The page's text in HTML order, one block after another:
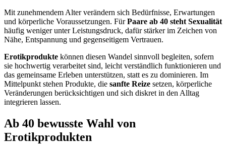
Mit zunehmendem Alter verändern sich Bedürfnisse, Erwartungen
und körperliche Voraussetzungen. FürPaare ab 40 steht Sexualität
häufig weniger unter Leistungsdruck, dafür stärker im Zeichen von
Nähe, Entspannung und gegenseitigem Vertrauen.
Erotikprodukte können diesen Wandel sinnvoll begleiten, sofern
sie hochwertig verarbeitet sind, leicht verständlich funktionieren und
das gemeinsame Erleben unterstützen, statt es zu dominieren. Im
Mittelpunkt stehen Produkte, die sanfte Reize setzen, körperliche
Veränderungen berücksichtigen und sich diskret in den Alltag
integrieren lassen.
Ab 40 bewusste Wahl von
Erotikprodukten